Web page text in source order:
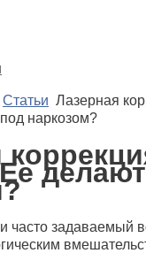
Статьи Лазерная
наркозом?
задаваемый